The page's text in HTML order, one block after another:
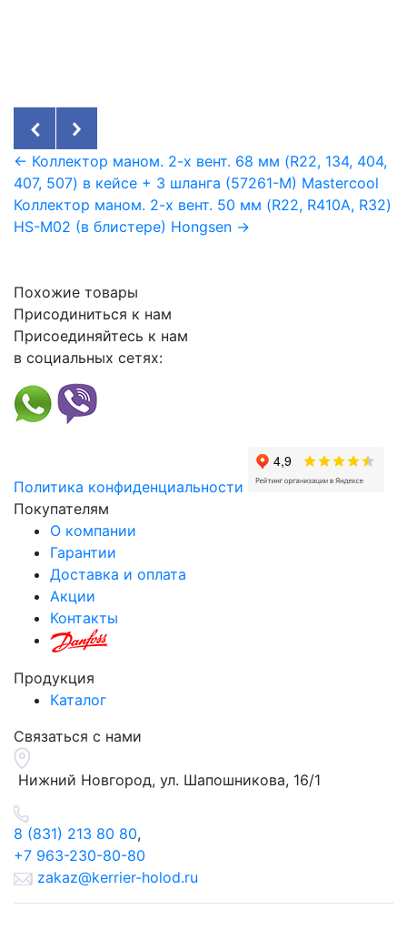
← Коллектор маном. 2-х вент. 68 мм (R22, 134, 404,
407, 507) в кейсе + 3 шланга (57261-М) Mastercool
Коллектор маном. 2-х вент. 50 мм (R22, R410A, R32)
HS-M02 (в блистере) Hongsen →
Похожие товары
Присодиниться к нам
Присоединяйтесь к нам
в социальных сетях:
Политика конфиденциальности
Покупателям
О компании
Гарантии
Доставка и оплата
Акции
Контакты
Продукция
Каталог
Связаться с нами
Нижний Новгород, ул. Шапошникова, 16/1
8 (831) 213 80 80,
+7 963-230-80-80
zakaz@kerrier-holod.ru